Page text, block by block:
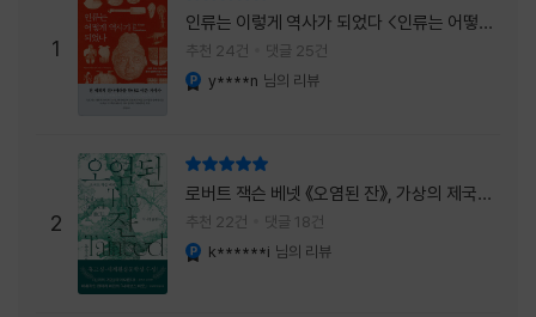
더 중요하다는 사실을 담담하게 보여줍니다. 그
래서 읽는 내내 위로가 과장되지 않았고, 오히
려 그 절제된 진심 덕분에 더 오래 마음에 남았
습니다. 책 곳곳에
1
인류는 이렇게 역사가 되었다 <인류는 어떻게
역사가 되었나>
추천 24건 댓글 25건
y****n 님의 리뷰
2
로버트 잭슨 베넷 《오염된 잔》, 가상의 제국이
주는 실감과 미스터리 사건의 치밀함이 이루어
내는 최상의 시너지...
추천 22건 댓글 18건
k******i 님의 리뷰